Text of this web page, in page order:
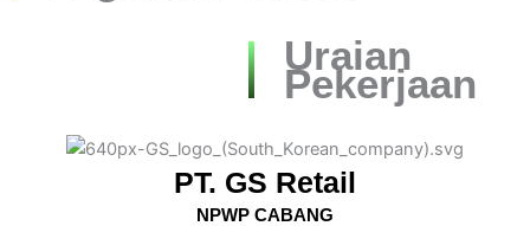
Uraian
Pekerjaan
PT. GS Retail
NPWP CABANG